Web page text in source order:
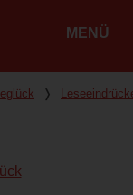
MENÜ
❭